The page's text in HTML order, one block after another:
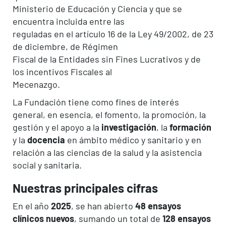
Ministerio de Educación y Ciencia y que se
encuentra incluida entre las
reguladas en el artículo 16 de la Ley 49/2002, de 23
de diciembre, de Régimen
Fiscal de la Entidades sin Fines Lucrativos y de
los incentivos Fiscales al
Mecenazgo.
La Fundación tiene como fines de interés
general, en esencia, el fomento, la promoción, la
gestión y el apoyo a la investigación, la formación
y la docencia en ámbito médico y sanitario y en
relación a las ciencias de la salud y la asistencia
social y sanitaria.
Nuestras principales cifras
En el año 2025, se han abierto 48 ensayos
clínicos nuevos, sumando un total de 128 ensayos